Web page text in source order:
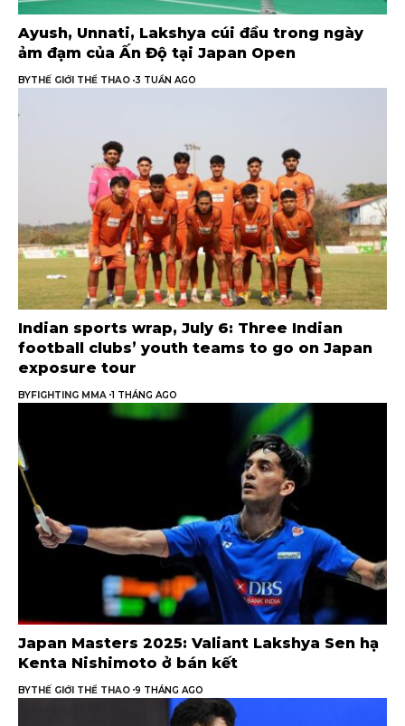
Ayush, Unnati, Lakshya cúi đầu trong ngày
ảm đạm của Ấn Độ tại Japan Open
BYTHẾ GIỚI THỂ THAO 3 TUẦN AGO
Indian sports wrap, July 6: Three Indian
football clubs’ youth teams to go on Japan
exposure tour
BYFIGHTING MMA 1 THÁNG AGO
Japan Masters 2025: Valiant Lakshya Sen hạ
Kenta Nishimoto ở bán kết
BYTHẾ GIỚI THỂ THAO 9 THÁNG AGO